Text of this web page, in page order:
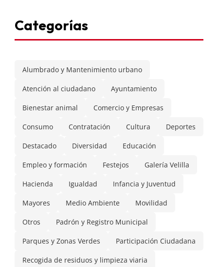
Categorías
Alumbrado y Mantenimiento urbano
Atención al ciudadano Ayuntamiento
Bienestar animal Comercio y Empresas
Consumo Contratación Cultura Deportes
Destacado Diversidad Educación
Empleo y formación Festejos Galería Velilla
Hacienda Igualdad Infancia y Juventud
Mayores Medio Ambiente Movilidad
Otros Padrón y Registro Municipal
Parques y Zonas Verdes Participación Ciudadana
Recogida de residuos y limpieza viaria